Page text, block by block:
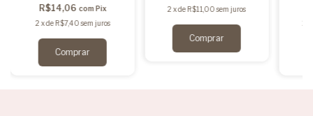
R$14,06 com Pix
2 xdeR$7,40sem juros
2 xdeR$11,00 sem juros
2